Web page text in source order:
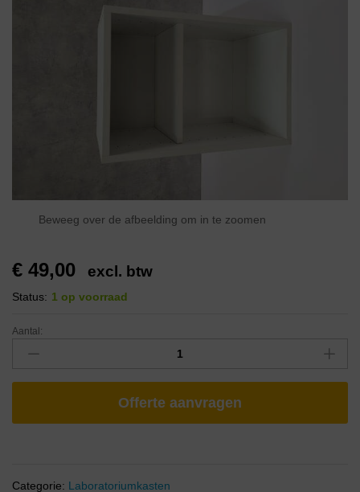
Beweeg over de afbeelding om in te zoomen
€ 49,00 excl. btw
Status: 1 op voorraad
Aantal:
Offerte aanvragen
Categorie: Laboratoriumkasten